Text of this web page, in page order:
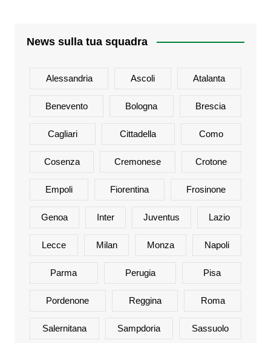
News sulla tua squadra
Alessandria Ascoli Atalanta
Benevento Bologna Brescia
Cagliari Cittadella Como
Cosenza Cremonese Crotone
Empoli Fiorentina Frosinone
Genoa Inter Juventus Lazio
Lecce Milan Monza Napoli
Parma Perugia Pisa
Pordenone Reggina Roma
Salernitana Sampdoria Sassuolo